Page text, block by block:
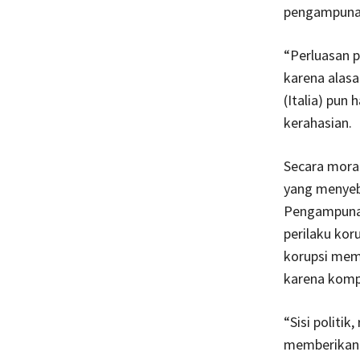
“Perluasan
karena
(Italia) pun
kerahasian.
Secara
yang
perilaku
korupsi
karena
“Sisi